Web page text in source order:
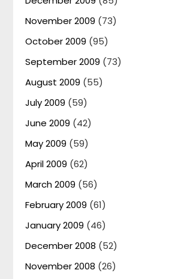
November 2009 (73)
October 2009 (95)
September 2009 (73)
August 2009 (55)
July 2009 (59)
June 2009 (42)
May 2009 (59)
April 2009 (62)
March 2009 (56)
February 2009 (61)
January 2009 (46)
December 2008 (52)
November 2008 (26)